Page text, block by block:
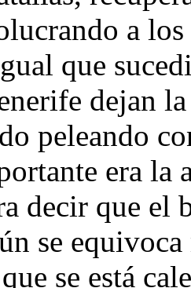
a
que
dejan
peleando
era la
decir que el
se
se está